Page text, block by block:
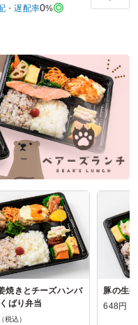
段のものをいくつか揃え
混合
・遅配率0%
焼きとチーズハンバ
ばり弁当
（税込）
豚の生
648円